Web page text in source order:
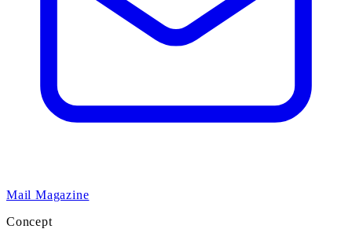
Mail Magazine
Concept